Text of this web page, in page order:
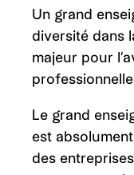
Un grand
diversité dans
majeur pour
Le grand
est
des